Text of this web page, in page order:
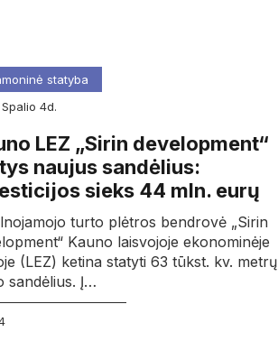
statyba
spalio 4d.
LEZ „Sirin development“
naujus sandėlius:
sieks 44 mln. eurų
turto plėtros bendrovė „Sirin
Kauno laisvojoje ekonominėje
(LEZ) ketina statyti 63 tūkst. kv. metrų
sandėlius. Į…